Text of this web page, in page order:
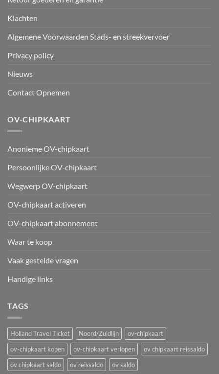
Klachten
Algemene Voorwaarden Stads- en streekvervoer
Privacy policy
Nieuws
Contact Opnemen
OV-CHIPKAART
Anonieme OV-chipkaart
Persoonlijke OV-chipkaart
Wegwerp OV-chipkaart
OV-chipkaart activeren
OV-chipkaart abonnement
Waar te koop
Vaak gestelde vragen
Handige links
TAGS
Holland Travel Ticket Noord/Zuidlijn
ov-chipkaart
ov-chipkaart kopen
ov-chipkaart verlopen
ov chipkaart reissaldo
ov chipkaart saldo
ov reissaldo ov saldo